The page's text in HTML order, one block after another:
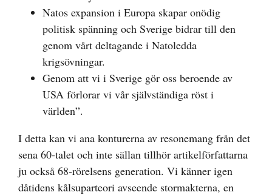
Natos expansion i Europa skapar onödig
politisk spänning och Sverige bidrar till den
genom vårt deltagande i Natoledda
krigsövningar.
Genom att vi i Sverige gör oss beroende av
USA förlorar vi vår självständiga röst i
världen”.
I detta kan vi ana konturerna av resonemang från det
sena 60-talet och inte sällan tillhör artikelförfattarna
ju också 68-rörelsens generation. Vi känner igen
dåtidens kålsuparteori avseende stormakterna, en